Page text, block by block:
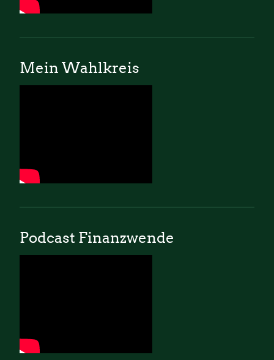
Mein Wahlkreis
Podcast Finanzwende